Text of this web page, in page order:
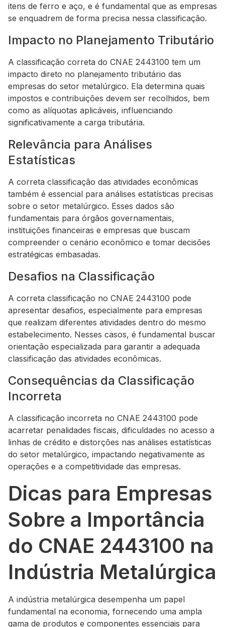
itens de ferro e aço, e é fundamental que as empresas
se enquadrem de forma precisa nessa classificação.
Impacto no Planejamento Tributário
A classificação correta do CNAE 2443100 tem um
impacto direto no planejamento tributário das
empresas do setor metalúrgico. Ela determina quais
impostos e contribuições devem ser recolhidos, bem
como as alíquotas aplicáveis, influenciando
significativamente a carga tributária.
Relevância para Análises
Estatísticas
A correta classificação das atividades econômicas
também é essencial para análises estatísticas precisas
sobre o setor metalúrgico. Esses dados são
fundamentais para órgãos governamentais,
instituições financeiras e empresas que buscam
compreender o cenário econômico e tomar decisões
estratégicas embasadas.
Desafios na Classificação
A correta classificação no CNAE 2443100 pode
apresentar desafios, especialmente para empresas
que realizam diferentes atividades dentro do mesmo
estabelecimento. Nesses casos, é fundamental buscar
orientação especializada para garantir a adequada
classificação das atividades econômicas.
Consequências da Classificação
Incorreta
A classificação incorreta no CNAE 2443100 pode
acarretar penalidades fiscais, dificuldades no acesso a
linhas de crédito e distorções nas análises estatísticas
do setor metalúrgico, impactando negativamente as
operações e a competitividade das empresas.
Dicas para Empresas
Sobre a Importância
do CNAE 2443100 na
Indústria Metalúrgica
A indústria metalúrgica desempenha um papel
fundamental na economia, fornecendo uma ampla
gama de produtos e componentes essenciais para